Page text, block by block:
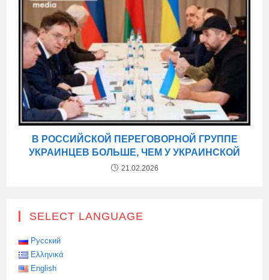
В РОССИЙСКОЙ ПЕРЕГОВОРНОЙ ГРУППЕ
УКРАИНЦЕВ БОЛЬШЕ, ЧЕМ У УКРАИНСКОЙ
21.02.2026
SELECT LANGUAGE
Русский
Ελληνικά
English